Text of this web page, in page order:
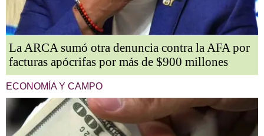
La ARCA sumó otra denuncia contra la AFA por
facturas apócrifas por más de $900 millones
ECONOMÍA Y CAMPO